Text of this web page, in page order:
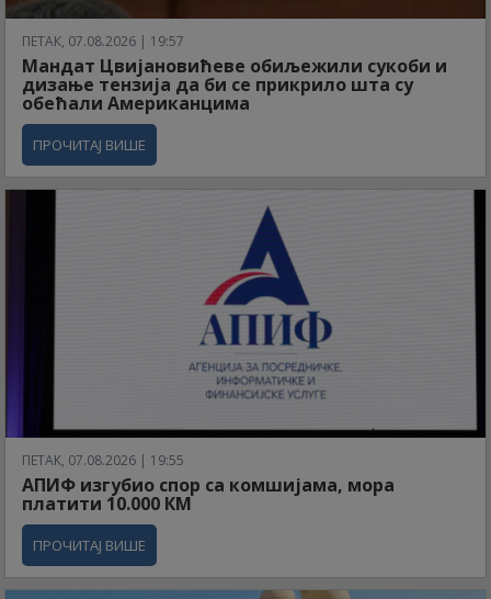
ПЕТАК, 07.08.2026 | 19:57
Мандат Цвијановићеве обиљежили сукоби и
дизање тензија да би се прикрило шта су
обећали Американцима
ПРОЧИТАЈ ВИШЕ
ПЕТАК, 07.08.2026 | 19:55
АПИФ изгубио спор са комшијама, мора
платити 10.000 КМ
ПРОЧИТАЈ ВИШЕ